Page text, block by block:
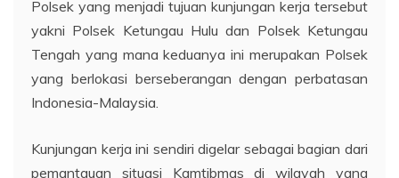
Polsek yang menjadi tujuan kunjungan kerja tersebut
yakni Polsek Ketungau Hulu dan Polsek Ketungau
Tengah yang mana keduanya ini merupakan Polsek
yang berlokasi berseberangan dengan perbatasan
Indonesia-Malaysia.
Kunjungan kerja ini sendiri digelar sebagai bagian dari
pemantauan situasi Kamtibmas di wilayah yang